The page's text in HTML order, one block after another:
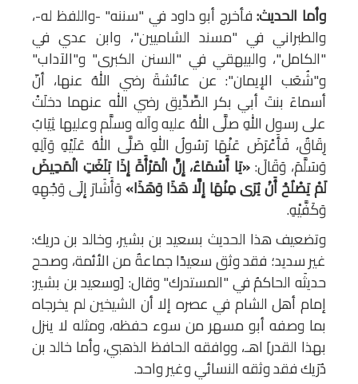
وأما الحديث:فأخرج أبو داود في "سننه" -واللفظ له-،
والطبراني في "مسند الشاميين"، وابن عدي في
"الكامل"، والبيهقي في "السنن الكبرى" و"الآداب"
و"شُعَب الإيمان": عن عائشةَ رضي اللهُ عنها، أنّ
أسماءَ بنتَ أبي بكر الصِّدِّيق رضي الله عنهما دخلَتْ
على رسول اللهِ صلَّى اللهُ عليه وآله وسلَّم وعليها ثِيَابٌ
رِقَاقٌ، فَأَعْرَضَ عَنْهَا رَسُولُ اللهِ صَلَّى اللهُ عَلَيْهِ وَآلِهِ
وَسَلَّمَ، وَقَالَ:«يَا أَسْمَاءُ، إِنَّ الْمَرْأَةَ إِذَا بَلَغَتِ الْمَحِيضَ
لَمْ يَصْلُحْ أَنْ يُرَى مِنْهَا إِلَّا هَذَا وَهَذَا» وَأَشَارَ إِلَى وَجْهِهِ
وَكَفَّيْهِ.
وتضعيف هذا الحديث بسعيد بن بشير، وخالد بن دريك:
غير سديد؛ فقد وثق سعيدًا جماعةٌ من الأئمة، وصحح
حديثَه الحاكمُ في "المستدرك" وقال: [وسعيد بن بشير:
إمام أهل الشام في عصره إلا أن الشيخين لم يخرجاه
بما وصفه أبو مسهر من سوء حفظه، ومثله لا ينزل
بهذا القدر] اهـ، ووافقه الحافظ الذهبي، وأما خالد بن
دُرَيك فقد وثقه النسائي وغير واحد.